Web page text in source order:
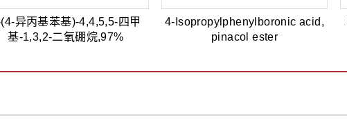
异丙基苯基)-4,4,5,5-四甲
基-1,3,2-二氧硼烷,97%
4-Isopropylphenylboronic acid,
pinacol ester